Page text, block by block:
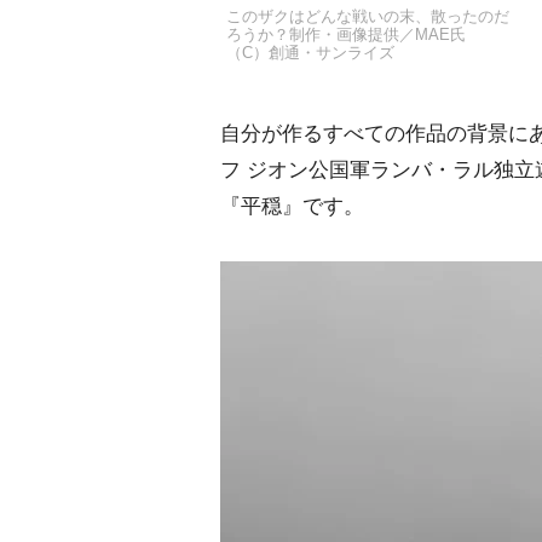
このザクはどんな戦いの末、散ったのだ
ろうか？制作・画像提供／MAE氏
（C）創通・サンライズ
自分が作るすべての作品の背景に
フ ジオン公国軍ランバ・ラル独
『平穏』です。